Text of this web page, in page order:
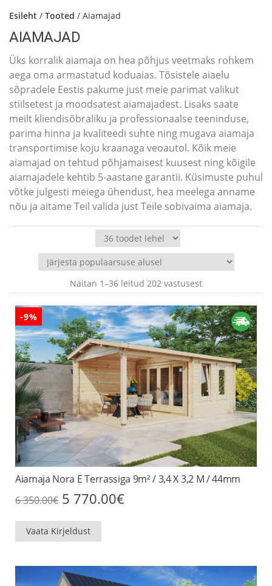
Esileht / Tooted / Aiamajad
AIAMAJAD
Üks korralik aiamaja on hea põhjus veetmaks rohkem
aega oma armastatud koduaias. Tõsistele aiaelu
sõpradele Eestis pakume just meie parimat valikut
stiilsetest ja moodsatest aiamajadest. Lisaks saate
meilt kliendisõbraliku ja professionaalse teeninduse,
parima hinna ja kvaliteedi suhte ning mugava aiamaja
transportimise koju kraanaga veoautol. Kõik meie
aiamajad on tehtud põhjamaisest kuusest ning kõigile
aiamajadele kehtib 5-aastane garantii. Küsimuste puhul
võtke julgesti meiega ühendust, hea meelega anname
nõu ja aitame Teil valida just Teile sobivaima aiamaja.
Näitan 1–36 leitud 202 vastusest
-9%
Aiamaja Nora E Terrassiga 9m² / 3,4 X 3,2 M / 44mm
6 350.00€ Algne
hind
6
350.00€.
5 770.00€Praegune
Vaata Kirjeldust